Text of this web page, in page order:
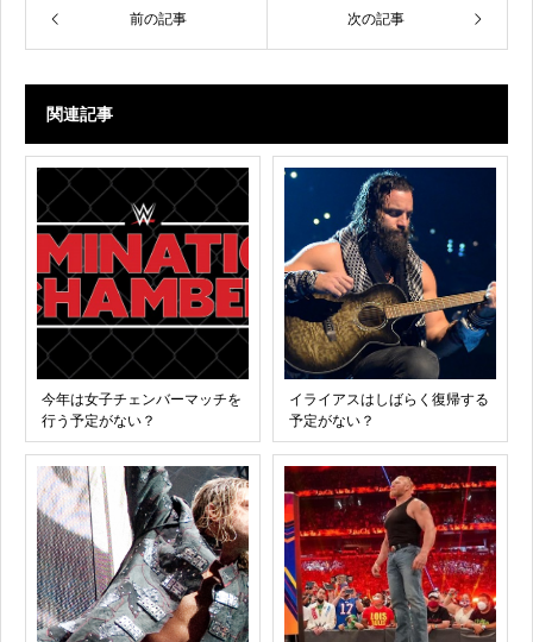
前の記事 次の記事
関連記事
今年は女子チェンバーマッチを
行う予定がない？
イライアスはしばらく復帰する
予定がない？